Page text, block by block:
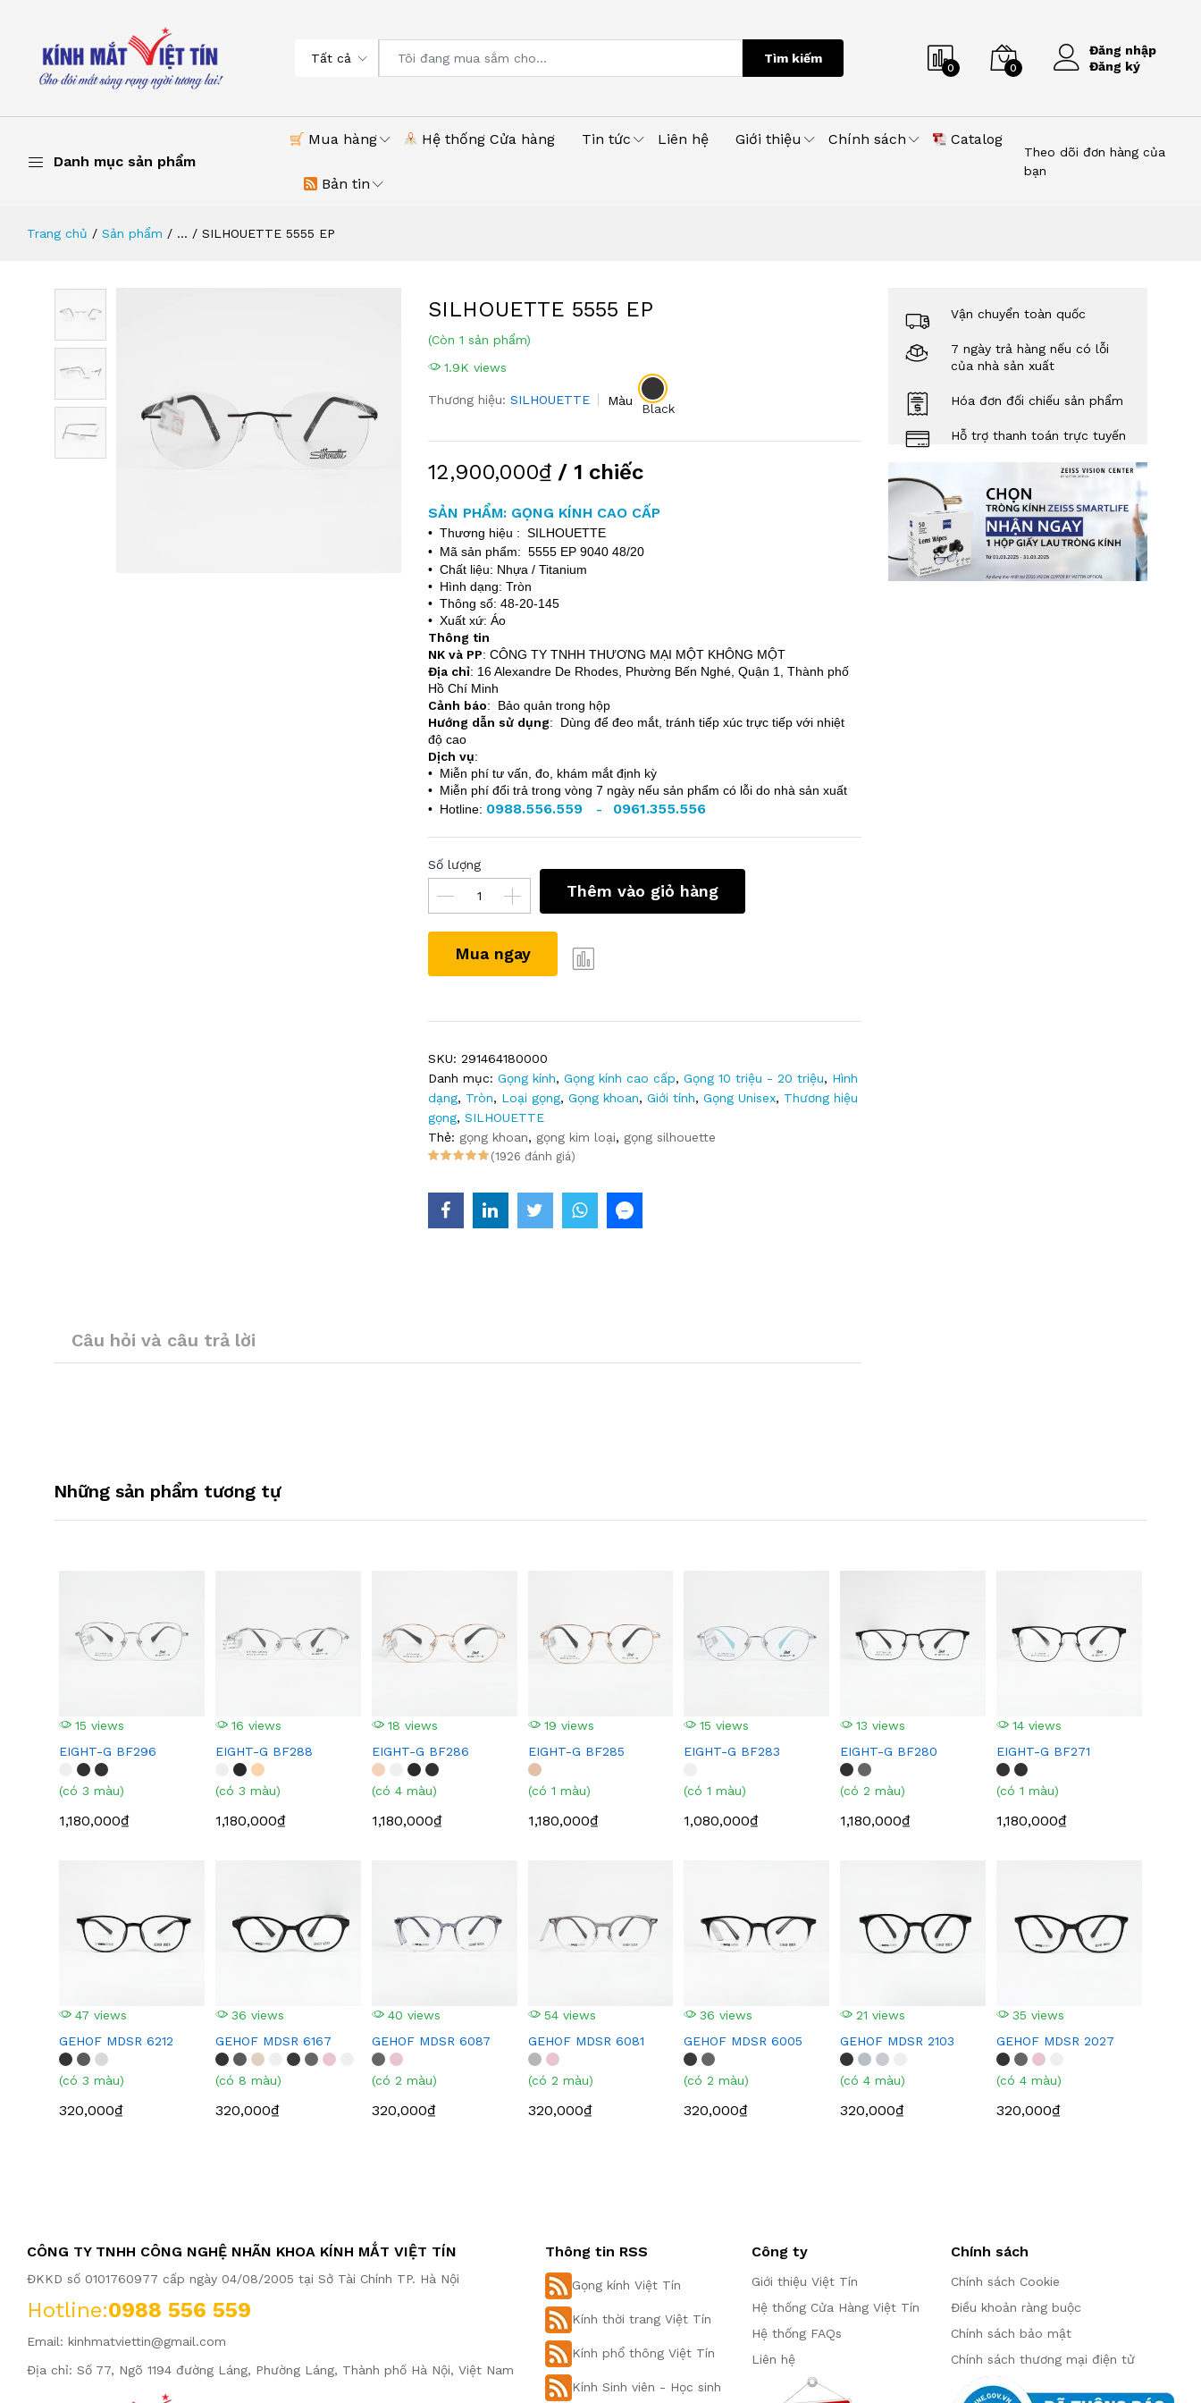
Tất cả Tìm kiếm
0 0
Đăng nhập
Đăng ký
Danh mục sản phẩm
Mua hàng Hệ thống Cửa hàng Tin tức Liên hệ Giới thiệu Chính sách Catalog
Bản tin
Theo dõi đơn hàng của
bạn
Trang chủ Sản phẩm ... SILHOUETTE 5555 EP
SILHOUETTE 5555 EP
(Còn 1 sản phẩm)
1.9K views
Thương hiệu: SILHOUETTE Màu
Black
12,900,000₫/ 1 chiếc
SẢN PHẨM: GỌNG KÍNH CAO CẤP
• Thương hiệu : SILHOUETTE
• Mã sản phẩm: 5555 EP 9040 48/20
• Chất liệu: Nhựa / Titanium
• Hình dạng: Tròn
• Thông số: 48-20-145
• Xuất xứ: Áo
Thông tin
NK và PP: CÔNG TY TNHH THƯƠNG MẠI MỘT KHÔNG MỘT
Địa chỉ: 16 Alexandre De Rhodes, Phường Bến Nghé, Quận 1, Thành phố
Hồ Chí Minh
Cảnh báo: Bảo quản trong hộp
Hướng dẫn sử dụng: Dùng để đeo mắt, tránh tiếp xúc trực tiếp với nhiệt
độ cao
Dịch vụ:
• Miễn phí tư vấn, đo, khám mắt định kỳ
• Miễn phí đổi trả trong vòng 7 ngày nếu sản phẩm có lỗi do nhà sản xuất
• Hotline: 0988.556.559 - 0961.355.556
Số lượng
Thêm vào giỏ hàng
Mua ngay
SKU: 291464180000
Danh mục: Gọng kính, Gọng kính cao cấp, Gọng 10 triệu - 20 triệu, Hình
dạng, Tròn, Loại gọng, Gọng khoan, Giới tính, Gọng Unisex, Thương hiệu
gọng, SILHOUETTE
Thẻ: gọng khoan, gọng kim loại, gọng silhouette
(1926 đánh giá)
Câu hỏi và câu trả lời
Vận chuyển toàn quốc
7 ngày trả hàng nếu có lỗi
của nhà sản xuất
Hóa đơn đối chiếu sản phẩm
Hỗ trợ thanh toán trực tuyến
Những sản phẩm tương tự
15 views
EIGHT-G BF296
(có 3 màu)
1,180,000₫
16 views
EIGHT-G BF288
(có 3 màu)
1,180,000₫
18 views
EIGHT-G BF286
(có 4 màu)
1,180,000₫
19 views
EIGHT-G BF285
(có 1 màu)
1,180,000₫
15 views
EIGHT-G BF283
(có 1 màu)
1,080,000₫
13 views
EIGHT-G BF280
(có 2 màu)
1,180,000₫
14 views
EIGHT-G BF271
(có 1 màu)
1,180,000₫
47 views
GEHOF MDSR 6212
(có 3 màu)
320,000₫
36 views
GEHOF MDSR 6167
(có 8 màu)
320,000₫
40 views
GEHOF MDSR 6087
(có 2 màu)
320,000₫
54 views
GEHOF MDSR 6081
(có 2 màu)
320,000₫
36 views
GEHOF MDSR 6005
(có 2 màu)
320,000₫
21 views
GEHOF MDSR 2103
(có 4 màu)
320,000₫
35 views
GEHOF MDSR 2027
(có 4 màu)
320,000₫
CÔNG TY TNHH CÔNG NGHỆ NHÃN KHOA KÍNH MẮT VIỆT TÍN
ĐKKD số 0101760977 cấp ngày 04/08/2005 tại Sở Tài Chính TP. Hà Nội
Hotline:0988 556 559
Email: kinhmatviettin@gmail.com
Địa chỉ: Số 77, Ngõ 1194 đường Láng, Phường Láng, Thành phố Hà Nội, Việt Nam
Thông tin RSS
Gọng kính Việt Tín
Kính thời trang Việt Tín
Kính phổ thông Việt Tín
Kính Sinh viên - Học sinh
Công ty
Giới thiệu Việt Tín
Hệ thống Cửa Hàng Việt Tín
Hệ thống FAQs
Liên hệ
Chính sách
Chính sách Cookie
Điều khoản ràng buộc
Chính sách bảo mật
Chính sách thương mại điện tử